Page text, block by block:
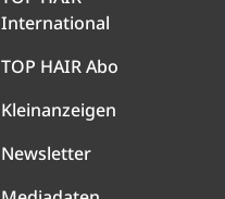
International
TOP HAIR Abo
Kleinanzeigen
Newsletter